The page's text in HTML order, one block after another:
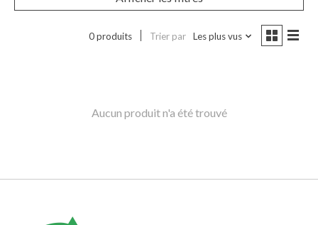
0 produits Trier par Les plus vus
Aucun produit n'a été trouvé